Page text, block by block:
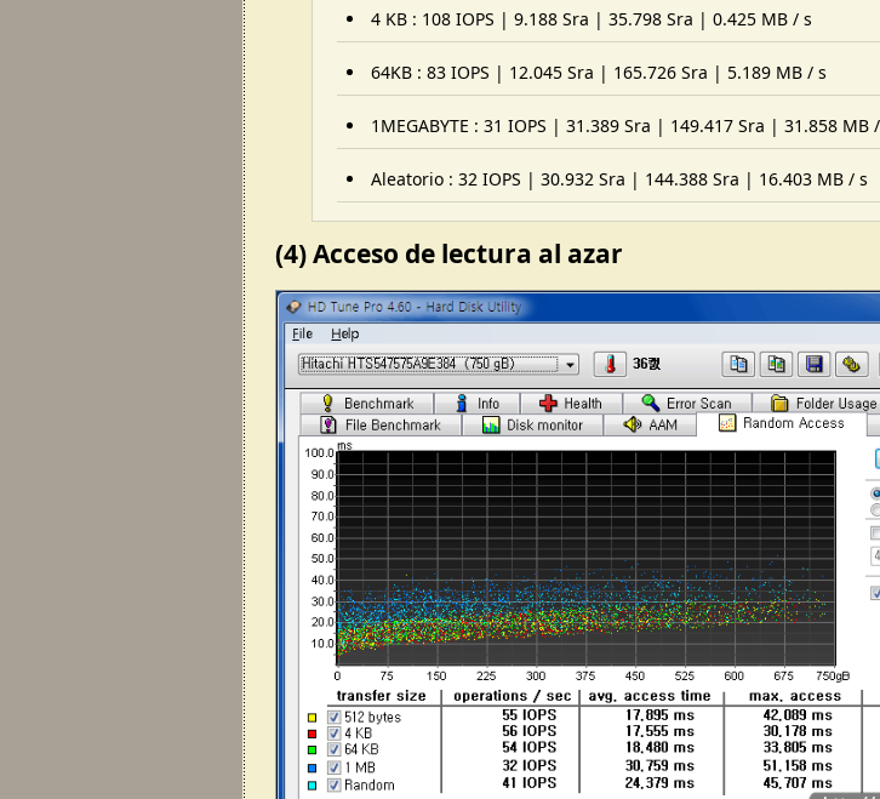
4 KB : 108 IOPS | 9.188 Sra | 35.798 Sra | 0.425 MB / s
64KB : 83 IOPS | 12.045 Sra | 165.726 Sra | 5.189 MB / s
1MEGABYTE : 31 IOPS | 31.389 Sra | 149.417 Sra | 31.858 MB
Aleatorio : 32 IOPS | 30.932 Sra | 144.388 Sra | 16.403 MB / s
(4) Acceso de lectura al azar